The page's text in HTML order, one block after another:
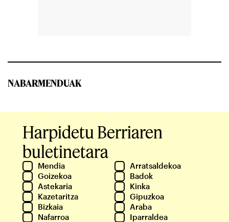
NABARMENDUAK
Harpidetu Berriaren
buletinetara
Mendia
Arratsaldekoa
Goizekoa
Badok
Astekaria
Kinka
Kazetaritza
Gipuzkoa
Bizkaia
Araba
Nafarroa
Iparraldea